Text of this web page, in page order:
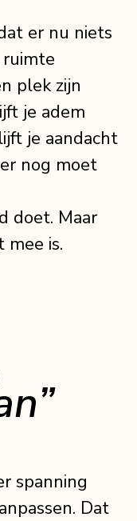
er nu niets
plek zijn
je adem
je aandacht
nog moet
doet. Maar
mee is.
spanning
Dat